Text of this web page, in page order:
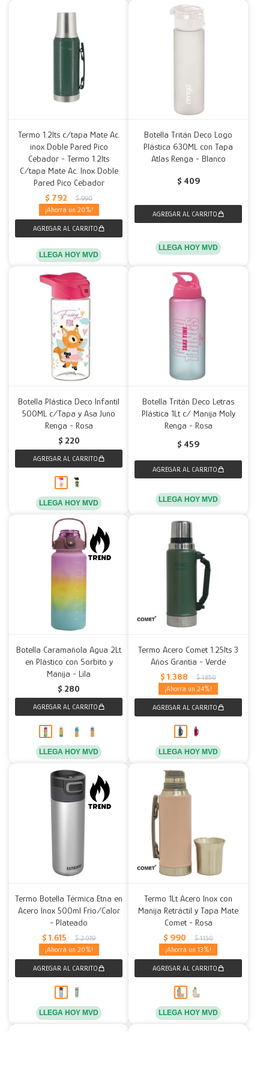
Termo 1.2lts c/tapa Mate Ac.
inox Doble Pared Pico
Cebador - Termo 1.2lts
C/tapa Mate Ac. Inox Doble
Pared Pico Cebador
$ 792 $ 990
20
LLEGA HOY MVD
Botella Tritán Deco Logo
Plástica 630ML con Tapa
Atlas Renga - Blanco
$ 409
LLEGA HOY MVD
Botella Plástica Deco Infantil
500ML c/Tapa y Asa Juno
Renga - Rosa
$ 220
LLEGA HOY MVD
Botella Tritán Deco Letras
Plástica 1Lt c/ Manija Moly
Renga - Rosa
$ 459
LLEGA HOY MVD
Botella Caramañola Agua 2Lt
en Plástico con Sorbito y
Manija - Lila
$ 280
LLEGA HOY MVD
Termo Acero Comet 1.25lts 3
Años Grantia - Verde
$ 1.388 $ 1.850
24
LLEGA HOY MVD
Termo Botella Térmica Etna en
Acero Inox 500ml Frío/Calor
- Plateado
$ 1.615 $ 2.019
20
LLEGA HOY MVD
Termo 1Lt Acero Inox con
Manija Retráctil y Tapa Mate
Comet - Rosa
$ 990 $ 1.150
13
LLEGA HOY MVD